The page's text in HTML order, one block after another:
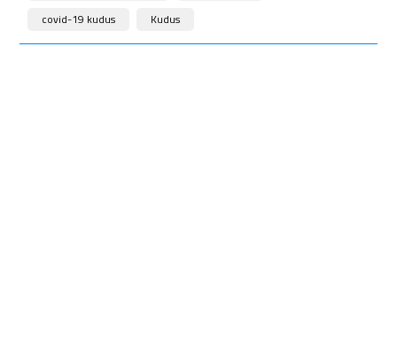
covid-19 kudus
Kudus